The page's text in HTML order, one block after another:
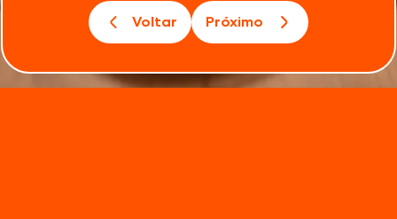
Voltar Próximo